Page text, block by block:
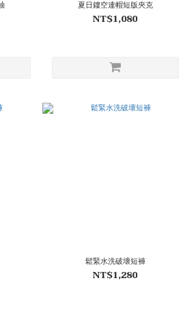
夏日鏤空連帽短版夾克
NT$1,080
鬆緊水洗破壞短褲
NT$1,280